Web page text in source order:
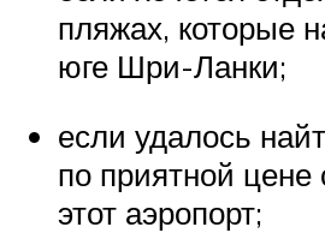
пляжах, которые
юге Шри-Ланки;
если удалось
по приятной цене
этот аэропорт;